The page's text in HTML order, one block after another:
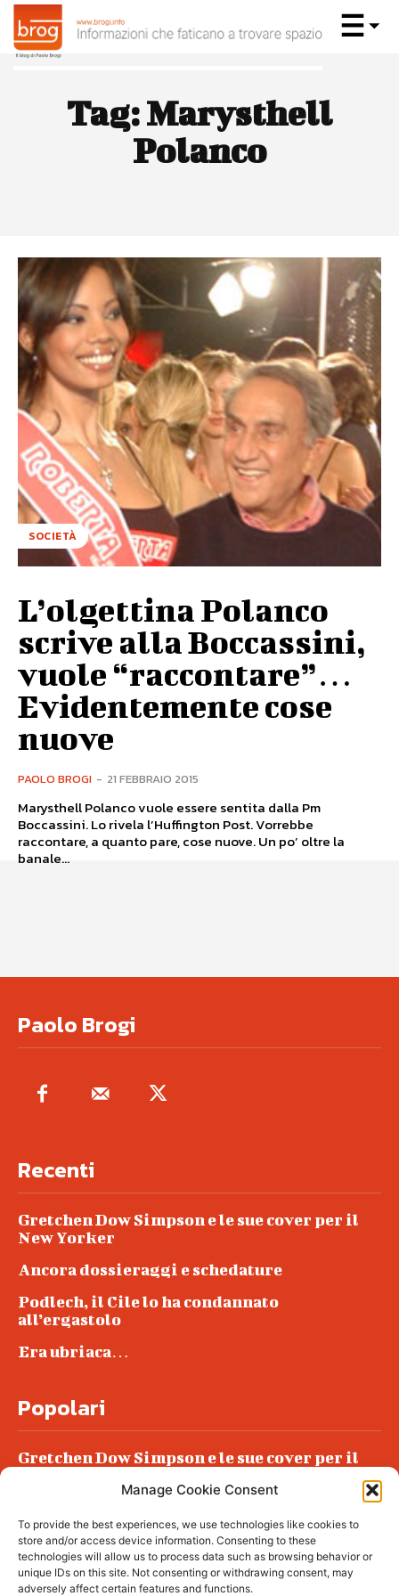
Manage Cookie Consent
To provide the best experiences, we use technologies like cookies to
store and/or access device information. Consenting to these
technologies will allow us to process data such as browsing behavior or
unique IDs on this site. Not consenting or withdrawing consent, may
adversely affect certain features and functions.
Tag:Marysthell
Polanco
SOCIETÀ
L’olgettina Polanco
scrive alla Boccassini,
vuole “raccontare”…
Evidentemente cose
nuove
PAOLO BROGI - 21 FEBBRAIO 2015
Marysthell Polanco vuole essere sentita dalla Pm
Boccassini. Lo rivela l’Huffington Post. Vorrebbe
raccontare, a quanto pare, cose nuove. Un po’ oltre la
banale...
Paolo Brogi
Recenti
Gretchen Dow Simpson e le sue cover per il
New Yorker
Ancora dossieraggi e schedature
Podlech, il Cile lo ha condannato
all’ergastolo
Era ubriaca…
Popolari
Gretchen Dow Simpson e le sue cover per il
Podlech, il Cile lo ha condannato
all’ergastolo
Era ubriaca…